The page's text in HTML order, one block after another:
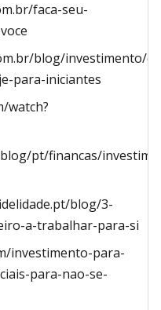
faca-seu-
blog/investimento/
para-iniciantes
watch?
pt/financas/
blog/3-
a-trabalhar-para-si
investimento-para-
para-nao-se-